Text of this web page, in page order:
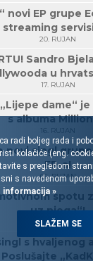
novi EP grupe
streaming
20. RUJAN
Sandro
u
17. RUJAN
dame“
s albuma
16. RUJAN
novi singl grupe
EP-a!
05. RUJAN
spotu
uz njega“!
03. RUJAN
s hvaljenog
Poslušajte
radi boljeg rada i
kolačiće (eng.
s pregledom
s navedenom
informacija »
SLAŽEM SE